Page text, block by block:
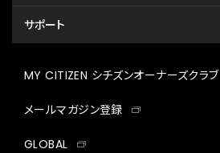
サポート
MY CITIZEN シチズンオーナーズクラブ
メールマガジン登録
GLOBAL